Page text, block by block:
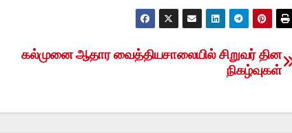
கல்முனை ஆதார வைத்தியசாலையில் சிறுவர் தின
நிகழ்வுகள்